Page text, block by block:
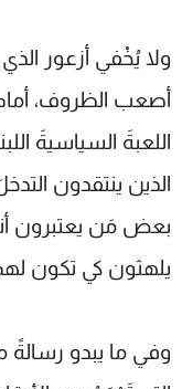
ولا يُخْفي أزعور
أصعب الظروف،
اللعبةَ السياسيةَ
الذين ينتقدون
بعض مَن يعتبرون
يلهثون كي تكون
وفي ما يبدو